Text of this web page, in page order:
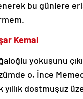
bu günlere
Kemal
yokuşunu
o, İnce
yıllık dostmuşuz